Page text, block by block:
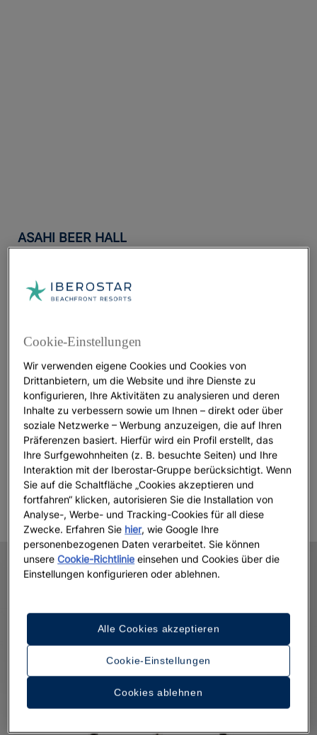
ASAHI BEER HALL
Tonnen schwere Skulptur, erhellt seit 1989
ununterbrochen das Ufer des Sumida-Flusses in
ein typisches japanisches Bierglas – perfekt
Schaumschicht obenauf. Ob Flamme oder Schaum,
jedes Werk seines Designers hat Debatten und
Kontroversen ausgelöst, und auch dieses Gebäude
mit seiner Symbolik war keine Ausnahme von den
wenig schmeichelhaften Spitznamen seiner Zeit.
Doch die Zeit setzt alles ins rechte Licht, und im 21.
Jahrhundert erhebt es sich als humorvolle Geste
über die umgebende Geradlinigkeit.
Cookie-Einstellungen
Wir verwenden eigene Cookies und Cookies von
Drittanbietern, um die Website und ihre Dienste zu
konfigurieren, Ihre Aktivitäten zu analysieren und deren
Inhalte zu verbessern sowie um Ihnen – direkt oder über
soziale Netzwerke – Werbung anzuzeigen, die auf Ihren
Präferenzen basiert. Hierfür wird ein Profil erstellt, das
Ihre Surfgewohnheiten (z. B. besuchte Seiten) und Ihre
Interaktion mit der Iberostar-Gruppe berücksichtigt. Wenn
Sie auf die Schaltfläche „Cookies akzeptieren und
fortfahren“ klicken, autorisieren Sie die Installation von
Analyse-, Werbe- und Tracking-Cookies für all diese
Zwecke. Erfahren Sie hier, wie Google Ihre
personenbezogenen Daten verarbeitet. Sie können
unsereCookie-Richtlinie einsehen und Cookies über die
Einstellungen konfigurieren oder ablehnen.
Cookie-Einstellungen
Cookies ablehnen
Alle Cookies akzeptieren